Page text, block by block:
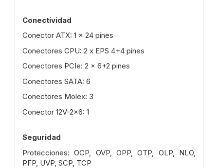
Conectividad
Conector ATX: 1 x 24 pines
Conectores CPU: 2 x EPS 4+4 pines
Conectores PCIe: 2 x 6+2 pines
Conectores SATA: 6
Conectores Molex: 3
Conector 12V-2x6: 1
Seguridad
Protecciones: OCP, OVP, OPP, OTP, OLP, NLO,
PFP, UVP, SCP, TCP